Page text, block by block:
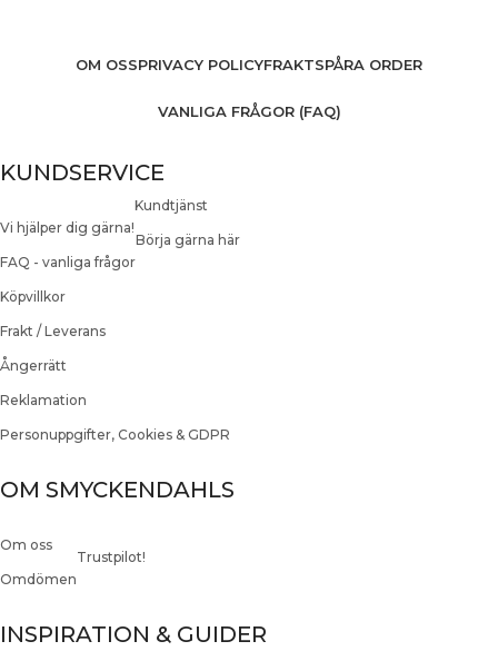
OM OSSPRIVACY POLICYFRAKTSPÅRA ORDER
VANLIGA FRÅGOR (FAQ)
KUNDSERVICE
Vi hjälper dig gärna!
Kundtjänst
FAQ - vanliga frågor
Börja gärna här
Köpvillkor
Frakt / Leverans
Ångerrätt
Reklamation
Personuppgifter, Cookies & GDPR
OM SMYCKENDAHLS
Om oss
Omdömen
Trustpilot!
INSPIRATION & GUIDER